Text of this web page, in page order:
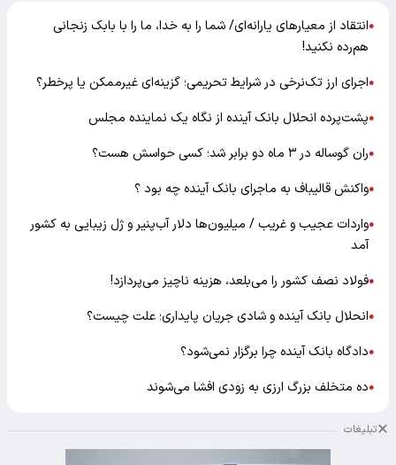
●انتقاد از معیارهای یارانه‌ای/ شما را به خدا، ما را با بابک زنجانی
هم‌رده نکنید!
●اجرای ارز تک‌نرخی در شرایط تحریمی؛ گزینه‌ای غیرممکن یا پرخطر؟
●پشت‌پرده انحلال بانک آینده از نگاه یک نماینده مجلس
●ران گوساله در ۳ ماه دو برابر شد؛ کسی حواسش هست؟
●واکنش قالیباف به ماجرای بانک آینده چه بود ؟
●واردات عجیب و غریب / میلیون‌ها دلار آب‌پنیر و ژل زیبایی به کشور
آمد
●فولاد نصف کشور را می‌بلعد، هزینه ناچیز می‌پردازد!
●انحلال بانک آینده و شادی جریان پایداری؛ علت چیست؟
●دادگاه بانک آینده چرا برگزار نمی‌شود؟
●ده متخلف بزرگ ارزی به زودی افشا می‌شوند
تبلیغات